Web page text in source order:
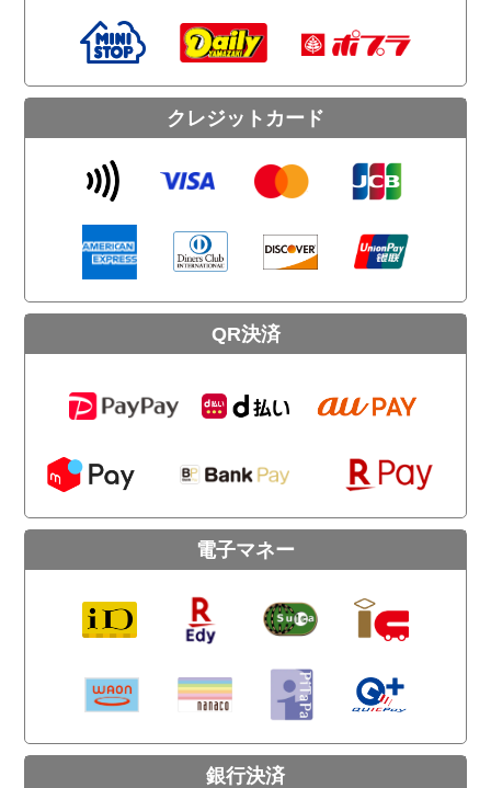
クレジットカード
QR決済
電子マネー
銀行決済